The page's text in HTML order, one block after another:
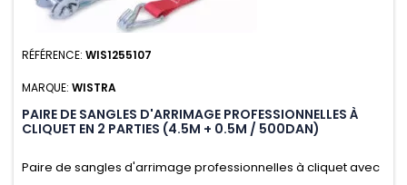
RÉFÉRENCE: WIS1255107
MARQUE: WISTRA
PAIRE DE SANGLES D'ARRIMAGE PROFESSIONNELLES À
CLIQUET EN 2 PARTIES (4.5M + 0.5M / 500DAN)
Paire de sangles d'arrimage professionnelles à cliquet avec